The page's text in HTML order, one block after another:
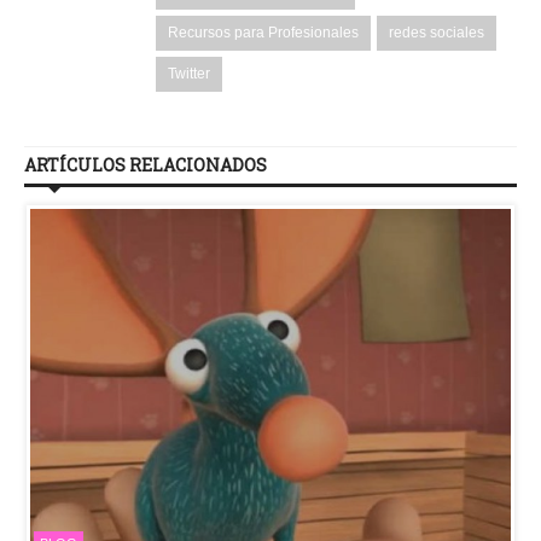
Recursos para Profesionales redes sociales
Twitter
ARTÍCULOS RELACIONADOS